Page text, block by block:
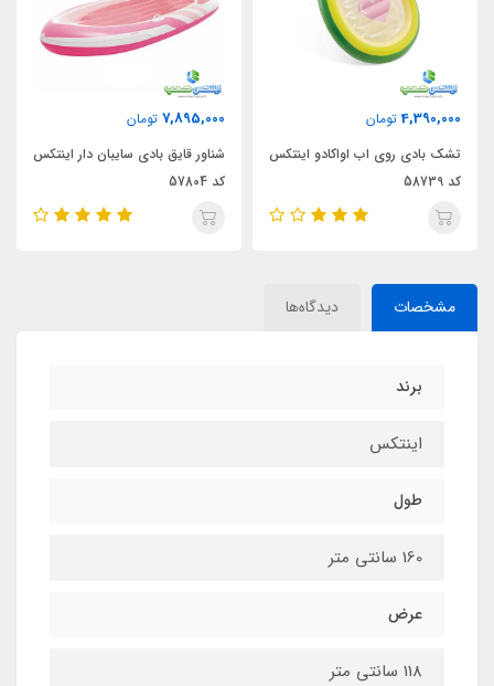
7,895,000
شناور قایق بادی سایبان دار اینتکس
کد 57804
3,950,000
شناور بادی روی اب یونیکورن
57561
مشخصات دیدگاه‌ها
برند
اینتکس
طول
160 سانتی متر
عرض
118 سانتی متر